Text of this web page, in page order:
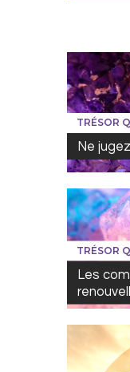
TRÉSOR
Ne
TRÉSOR
Les